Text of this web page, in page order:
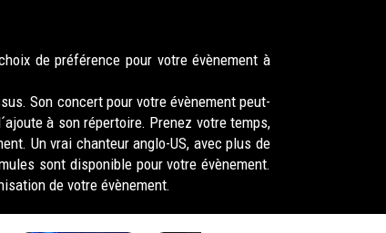
de préférence pour votre évènement à
Son concert pour votre évènement peut-
à son répertoire. Prenez votre temps,
Un vrai chanteur anglo-US, avec plus de
sont disponible pour votre évènement.
de votre évènement.